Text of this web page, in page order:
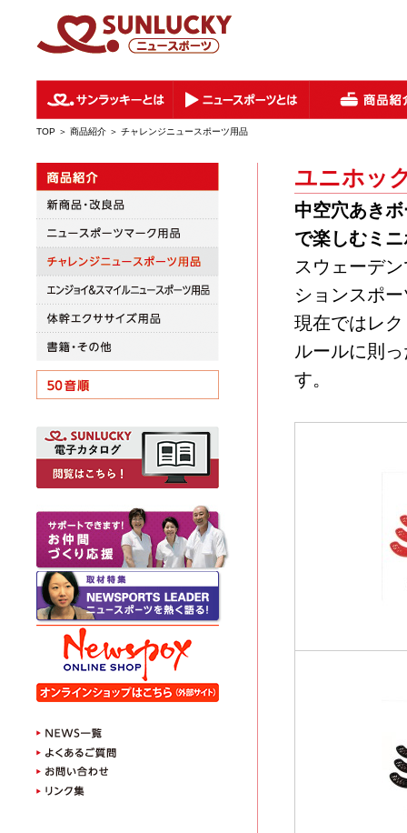
TOP＞ 商品紹介 ＞ チャレンジニュースポーツ用品
ユニホッ
中空穴あき
で楽しむミ
スウェーデ
ションスポ
現在ではレ
ルールに則
す。